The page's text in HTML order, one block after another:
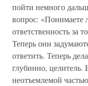
пойти немного
вопрос: «Понимаете
ответственность за
Теперь они
ответить. Теперь
глубинно, целитель.
неотъемлемой